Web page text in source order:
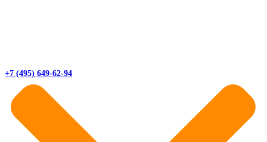
+7 (495) 649-62-94